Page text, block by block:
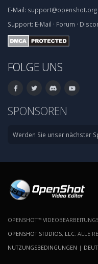
E-Mail: support@openshot.org
Support: E-Mail · Forum ·
FOLGE UNS
SPONSOREN
Werden Sie unser nächster
OPENSHOT™
OPENSHOT STUDIOS, LLC . ALLE
NUTZUNGSBEDINGUNGEN |